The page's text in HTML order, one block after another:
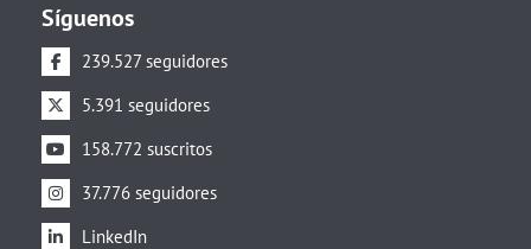
Síguenos
239.527 seguidores
5.391 seguidores
158.772 suscritos
37.776 seguidores
LinkedIn